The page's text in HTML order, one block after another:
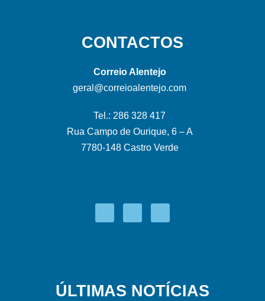
CONTACTOS
Correio Alentejo
geral@correioalentejo.com
Tel.: 286 328 417
Rua Campo de Ourique, 6 – A
7780-148 Castro Verde
ÚLTIMAS NOTÍCIAS